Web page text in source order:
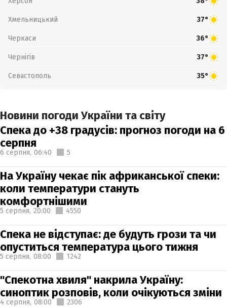
Хмельницький 37°
Черкаси 36°
Чернігів 37°
Севастополь 35°
Новини погоди України та світу
Спека до +38 градусів: прогноз погоди на 6
серпня
6 серпня, 06:40 5
На Україну чекає пік африканської спеки:
коли температури стануть
комфортнішими
5 серпня, 20:00 4550
Спека не відступає: де будуть грози та чи
опуститься температура цього тижня
5 серпня, 08:00 1242
"Спекотна хвиля" накрила Україну:
синоптик розповів, коли очікуються зміни
4 серпня, 08:00 2306